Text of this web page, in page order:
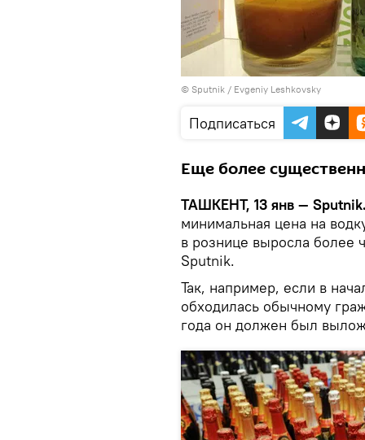
© Sputnik / Evgeniy Leshkovsky
Подписаться
Еще более
ТАШКЕНТ, 13 янв — Sputnik.
минимальная цена на
в рознице выросла более
Sputnik.
Так, например, если в
обходилась обычному
года он должен был